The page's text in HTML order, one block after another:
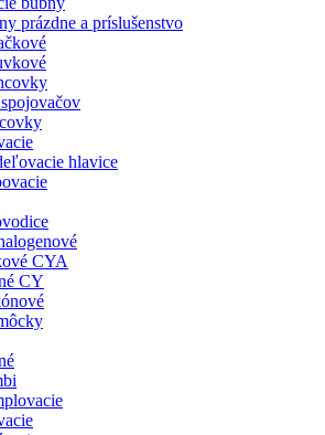
prázdne a príslušenstvo
hlavice
CYA
CY